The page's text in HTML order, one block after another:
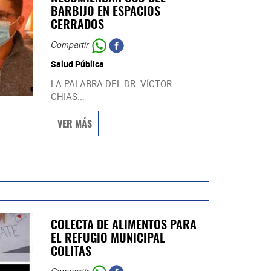
BARBIJO EN ESPACIOS
CERRADOS
Compartir
Salud Pública
LA PALABRA DEL DR. VÍCTOR
CHIAS...
VER MÁS
COLECTA DE ALIMENTOS PARA
EL REFUGIO MUNICIPAL
COLITAS